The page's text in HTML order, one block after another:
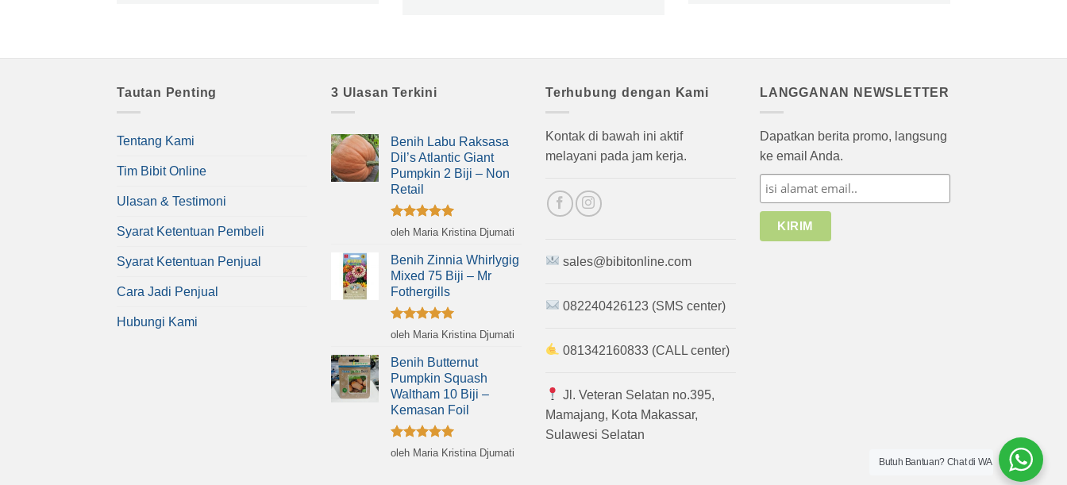
Tautan Penting
Tentang Kami
Tim Bibit Online
Ulasan & Testimoni
Syarat Ketentuan Pembeli
Syarat Ketentuan Penjual
Cara Jadi Penjual
Hubungi Kami
3 Ulasan Terkini
Benih Labu Raksasa
Dil’s Atlantic Giant
Pumpkin 2 Biji – Non
Retail
Dinilai5
oleh Maria Kristina Djumati
Benih Zinnia Whirlygig
Mixed 75 Biji – Mr
Fothergills
Dinilai5
oleh Maria Kristina Djumati
Benih Butternut
Pumpkin Squash
Waltham 10 Biji –
Kemasan Foil
Dinilai5
oleh Maria Kristina Djumati
Terhubung dengan Kami
Kontak di bawah ini aktif
melayani pada jam kerja.
sales@bibitonline.com
082240426123 (SMS center)
081342160833 (CALL center)
Jl. Veteran Selatan no.395,
Mamajang, Kota Makassar,
Sulawesi Selatan
LANGGANAN NEWSLETTER
Dapatkan berita promo, langsung
ke email Anda.
Butuh Bantuan? Chat di WA